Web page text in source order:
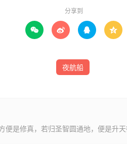
分享到
   
夜航船
便是修真，若归圣智圆通地，便是升天